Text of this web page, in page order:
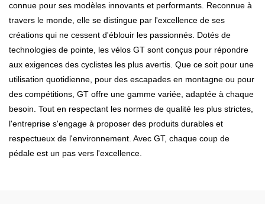
connue pour ses modèles innovants et performants. Reconnue à
travers le monde, elle se distingue par l'excellence de ses
créations qui ne cessent d'éblouir les passionnés. Dotés de
technologies de pointe, les vélos GT sont conçus pour répondre
aux exigences des cyclistes les plus avertis. Que ce soit pour une
utilisation quotidienne, pour des escapades en montagne ou pour
des compétitions, GT offre une gamme variée, adaptée à chaque
besoin. Tout en respectant les normes de qualité les plus strictes,
l'entreprise s'engage à proposer des produits durables et
respectueux de l'environnement. Avec GT, chaque coup de
pédale est un pas vers l'excellence.